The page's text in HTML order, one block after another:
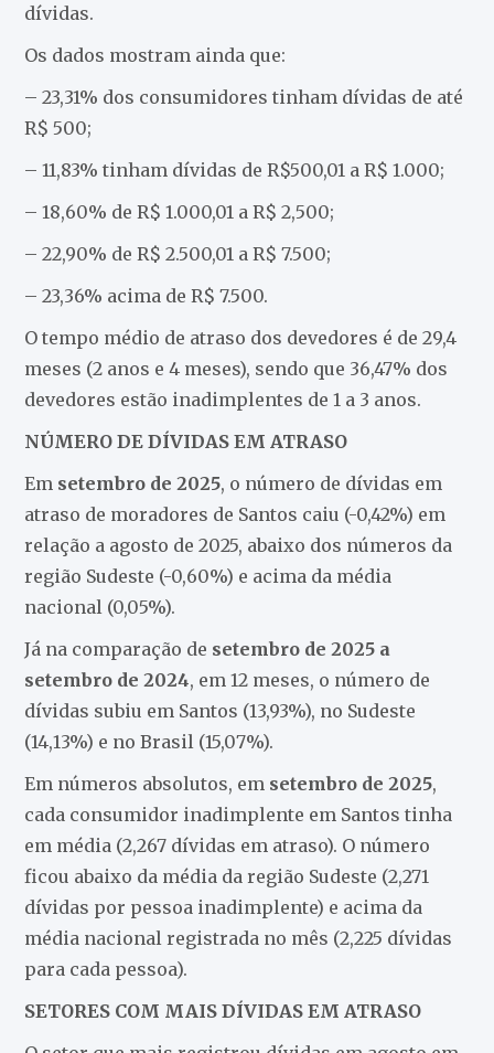
dívidas.
Os dados mostram ainda que:
– 23,31% dos consumidores tinham dívidas de até
R$ 500;
– 11,83% tinham dívidas de R$500,01 a R$ 1.000;
– 18,60% de R$ 1.000,01 a R$ 2,500;
– 22,90% de R$ 2.500,01 a R$ 7.500;
– 23,36% acima de R$ 7.500.
O tempo médio de atraso dos devedores é de 29,4
meses (2 anos e 4 meses), sendo que 36,47% dos
devedores estão inadimplentes de 1 a 3 anos.
NÚMERO DE DÍVIDAS EM ATRASO
Em setembro de 2025, o número de dívidas em
atraso de moradores de Santos caiu (-0,42%) em
relação a agosto de 2025, abaixo dos números da
região Sudeste (-0,60%) e acima da média
nacional (0,05%).
Já na comparação de setembro de 2025 a
setembro de 2024, em 12 meses, o número de
dívidas subiu em Santos (13,93%), no Sudeste
(14,13%) e no Brasil (15,07%).
Em números absolutos, em setembro de 2025,
cada consumidor inadimplente em Santos tinha
em média (2,267 dívidas em atraso). O número
ficou abaixo da média da região Sudeste (2,271
dívidas por pessoa inadimplente) e acima da
média nacional registrada no mês (2,225 dívidas
para cada pessoa).
SETORES COM MAIS DÍVIDAS EM ATRASO